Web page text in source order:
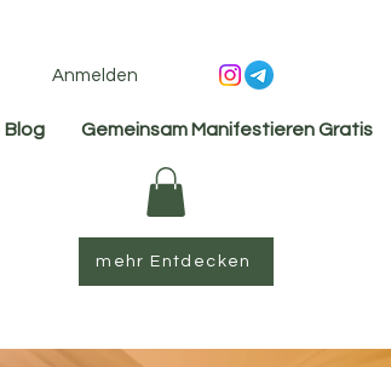
Anmelden
mehr Entdecken
Blog Gemeinsam Manifestieren Gratis